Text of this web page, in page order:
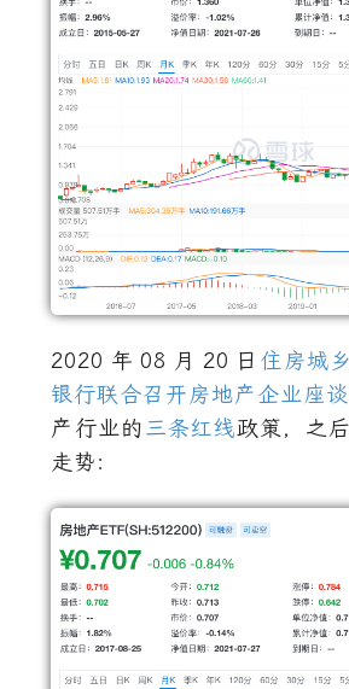
2020 年 08 月 20 日 住房城
银行联合召开房地产企业座
产行业的三条红线政策，之
走势：